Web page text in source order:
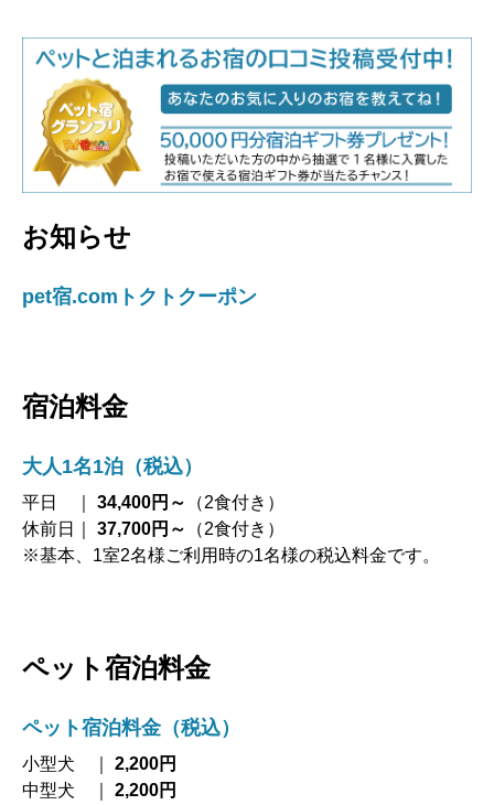
お知らせ
pet宿.comトクトクーポン
宿泊料金
大人1名1泊（税込）
平日 ｜ 34,400円～
（2食付き）
休前日｜
37,700円～
（2食付き）
※基本、1室2名様ご利用時の1名様の税込料金です。
ペット宿泊料金
ペット宿泊料金（税込）
小型犬 ｜ 2,200円
中型犬 ｜ 2,200円